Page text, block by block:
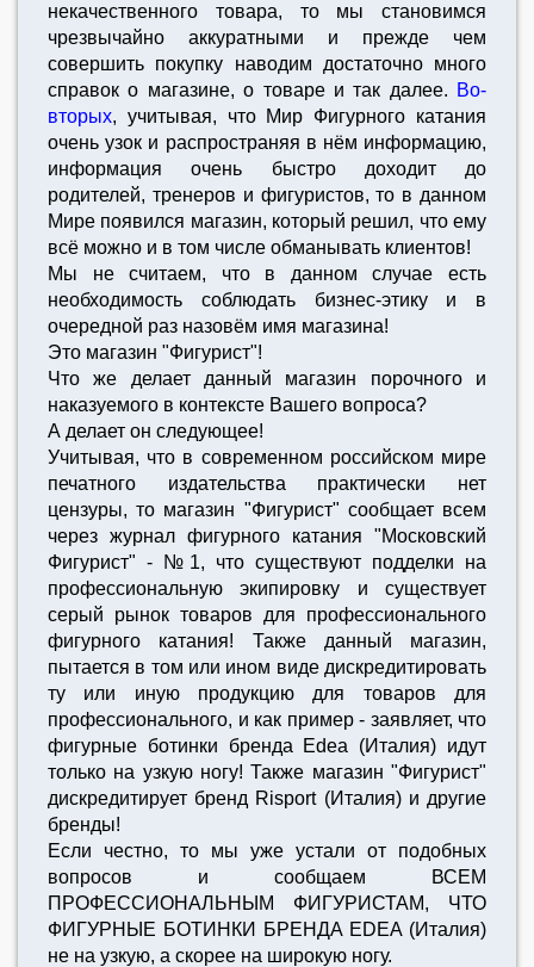
некачественного товара, то мы становимся
чрезвычайно аккуратными и прежде чем
совершить покупку наводим достаточно много
справок о магазине, о товаре и так далее. Во-
вторых, учитывая, что Мир Фигурного катания
очень узок и распространяя в нём информацию,
информация очень быстро доходит до
родителей, тренеров и фигуристов, то в данном
Мире появился магазин, который решил, что ему
всё можно и в том числе обманывать клиентов!
Мы не считаем, что в данном случае есть
необходимость соблюдать бизнес-этику и в
очередной раз назовём имя магазина!
Это магазин "Фигурист"!
Что же делает данный магазин порочного и
наказуемого в контексте Вашего вопроса?
А делает он следующее!
Учитывая, что в современном российском мире
печатного издательства практически нет
цензуры, то магазин "Фигурист" сообщает всем
через журнал фигурного катания "Московский
Фигурист" - №1, что существуют подделки на
профессиональную экипировку и существует
серый рынок товаров для профессионального
фигурного катания! Также данный магазин,
пытается в том или ином виде дискредитировать
ту или иную продукцию для товаров для
профессионального, и как пример - заявляет, что
фигурные ботинки бренда Edea (Италия) идут
только на узкую ногу! Также магазин "Фигурист"
дискредитирует бренд Risport (Италия) и другие
бренды!
Если честно, то мы уже устали от подобных
вопросов и сообщаем ВСЕМ
ПРОФЕССИОНАЛЬНЫМ ФИГУРИСТАМ, ЧТО
ФИГУРНЫЕ БОТИНКИ БРЕНДА EDEA (Италия)
не на узкую, а скорее на широкую ногу.